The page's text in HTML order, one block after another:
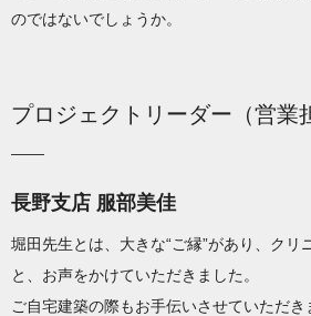
のではないでしょうか。
プロジェクトリーダー（営業
長野支店 服部美佳
堀田先生とは、大きな“ご縁”があり、クリ
と、お声をかけていただきました。
ご自宅建築の際もお手伝いさせていただ